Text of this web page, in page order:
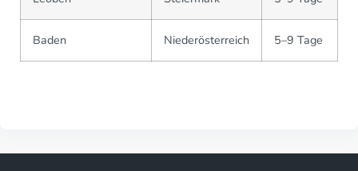
Baden Niederösterreich 5–9 Tage